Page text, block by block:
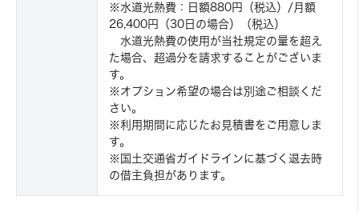
※水道光熱費：日額880円（税込）/月額
26,400円（30日の場合）（税込）
水道光熱費の使用が当社規定の量を超え
た場合、超過分を請求することがございま
す。
※オプション希望の場合は別途ご相談くだ
さい。
※利用期間に応じたお見積書をご用意しま
す。
※国土交通省ガイドラインに基づく退去時
の借主負担があります。